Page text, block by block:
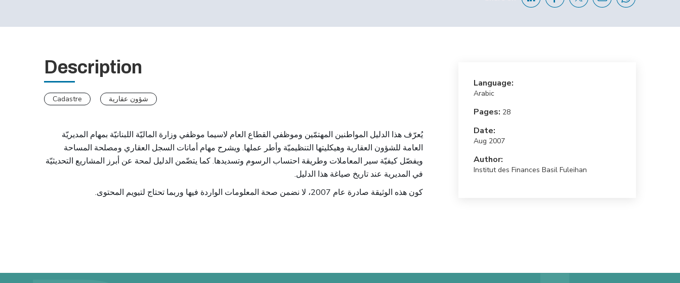
Description
Cadastre شؤون عقارية
يُعرّف هذا الدليل المواطنين المهتمّين وموظفي القطاع العام لاسيما موظفي وزارة الماليّة اللبنانيّة بمهام المديريّة
العامة للشؤون العقارية وهيكليتها التنظيميّة وأطر عملها. ويشرح مهام أمانات السجل العقاري ومصلحة المساحة
ويفصّل كيفيّة سير المعاملات وطريقة احتساب الرسوم وتسديدها. كما يتضّمن الدليل لمحة عن أبرز المشاريع التحديثيّة
في المديرية عند تاريخ صياغة هذا الدليل.
كون هذه الوثيقة صادرة عام 2007، لا نضمن صحة المعلومات الواردة فيها وربما تحتاج لتيويم المحتوى
.
Language:
Arabic
Pages: 28
Date:
Aug 2007
Author:
Institut des Finances Basil Fuleihan